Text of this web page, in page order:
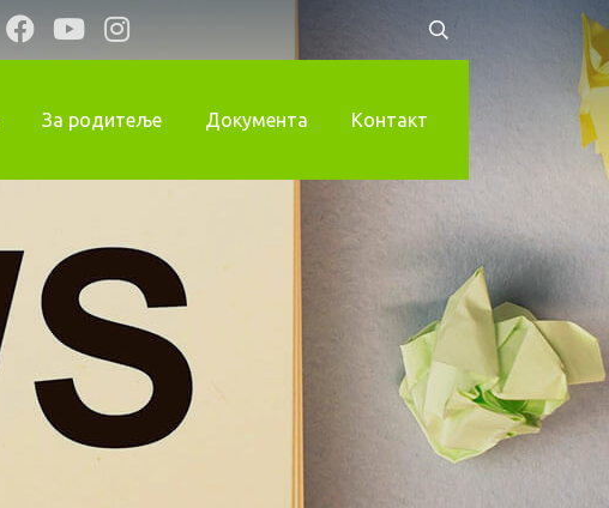
За родитеље Документа Контакт